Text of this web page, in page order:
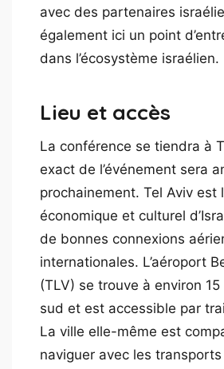
avec des partenaires
également ici un point
dans l’écosystème israélien.
Lieu et accès
La conférence se tiendra à
exact de l’événement sera
prochainement. Tel Aviv est
économique et culturel
de bonnes connexions
internationales. L’aéroport
(TLV) se trouve à environ
sud et est accessible par
La ville elle-même est
naviguer avec les